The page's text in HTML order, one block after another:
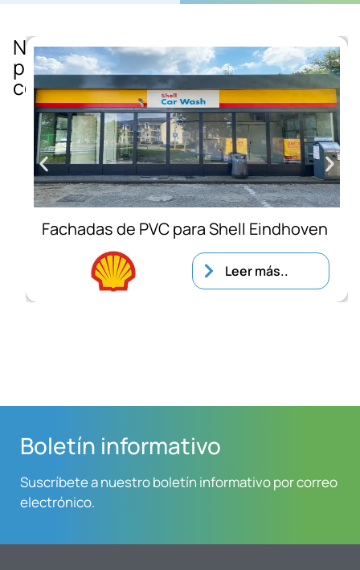
Nuevos
proyectos
completados
Fachadas de PVC para Shell Eindhoven
Leer más..
Boletín informativo
Suscríbete a nuestro boletín informativo por correo
electrónico.